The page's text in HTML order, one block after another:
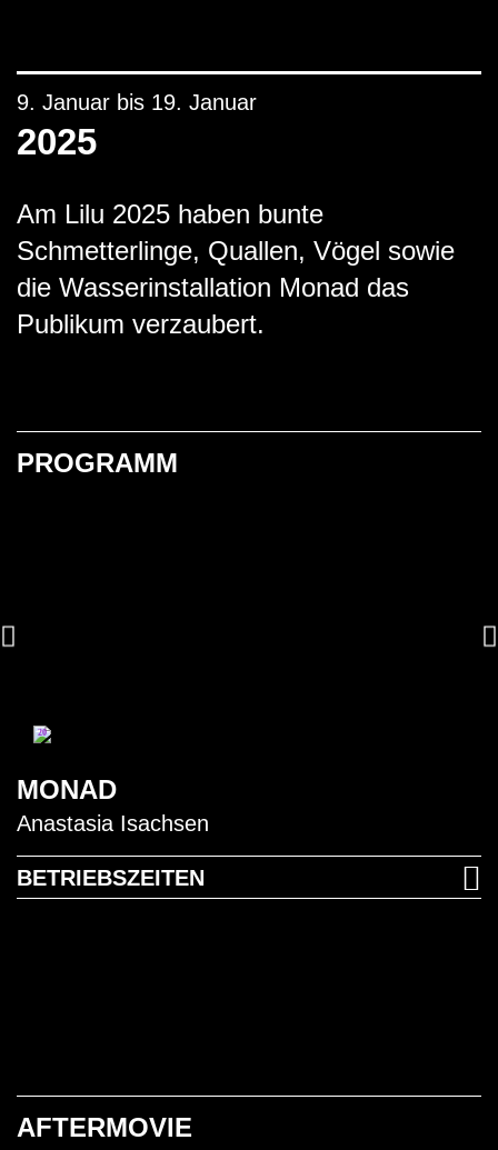
2025
9. Januar bis 19. Januar
Am Lilu 2025 haben bunte
Schmetterlinge, Quallen, Vögel sowie
die Wasserinstallation Monad das
Publikum verzaubert.
PROGRAMM
20
MONAD
Anastasia Isachsen
BETRIEBSZEITEN
AFTERMOVIE